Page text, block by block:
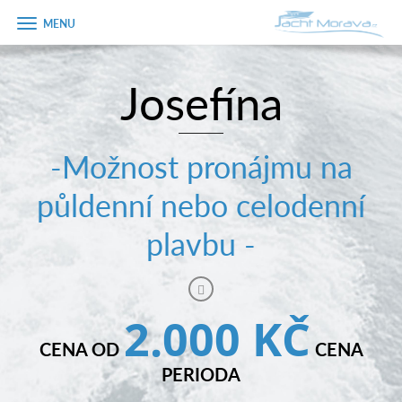
Úvodní strana
Pronájem a ceník
Plán plavby
Tipy na výlet
Zobrazit
menu
Josefína
-Možnost pronájmu na
půldenní nebo celodenní
plavbu -
CENA OD2.000 KČ CENA
PERIODA